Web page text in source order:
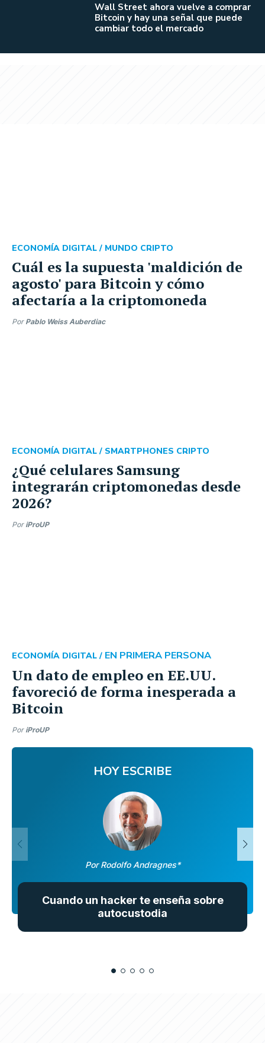
Wall Street ahora vuelve a comprar
Bitcoin y hay una señal que puede
cambiar todo el mercado
Cuál es la supuesta 'maldición de
agosto' para Bitcoin y cómo
afectaría a la criptomoneda
ECONOMÍA DIGITAL / MUNDO CRIPTO
Por Pablo Weiss Auberdiac
¿Qué celulares Samsung
integrarán criptomonedas desde
2026?
ECONOMÍA DIGITAL / SMARTPHONES CRIPTO
Por iProUP
Un dato de empleo en EE.UU.
favoreció de forma inesperada a
Bitcoin
ECONOMÍA DIGITAL / EN PRIMERA PERSONA
Por iProUP
Cuando un hacker te enseña sobre
autocustodia
HOY ESCRIBE
Por Rodolfo Andragnes*